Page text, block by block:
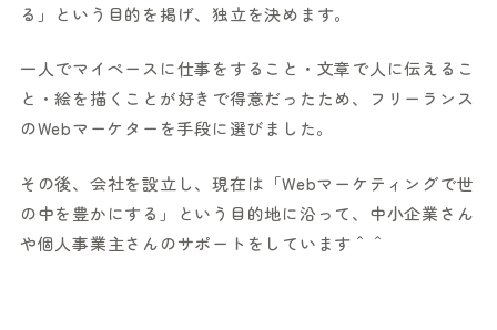
る」という目的を掲げ、独立を決めます。
一人でマイペースに仕事をすること・文章で人に伝えるこ
と・絵を描くことが好きで得意だったため、フリーランス
のWebマーケターを手段に選びました。
その後、会社を設立し、現在は「Webマーケティングで世
の中を豊かにする」という目的地に沿って、中小企業さん
や個人事業主さんのサポートをしています＾＾